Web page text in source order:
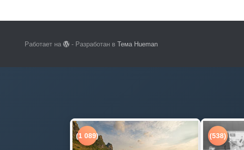
Работает на - Разработан вТема Hueman
(1 089) (538)